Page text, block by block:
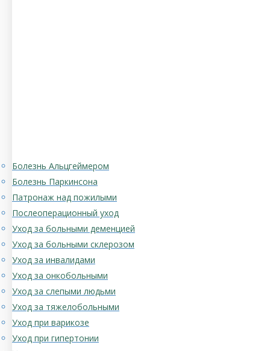
Болезнь Альцгеймером
Болезнь Паркинсона
Патронаж над пожилыми
Послеоперационный уход
Уход за больными деменцией
Уход за больными склерозом
Уход за инвалидами
Уход за онкобольными
Уход за слепыми людьми
Уход за тяжелобольными
Уход при варикозе
Уход при гипертонии